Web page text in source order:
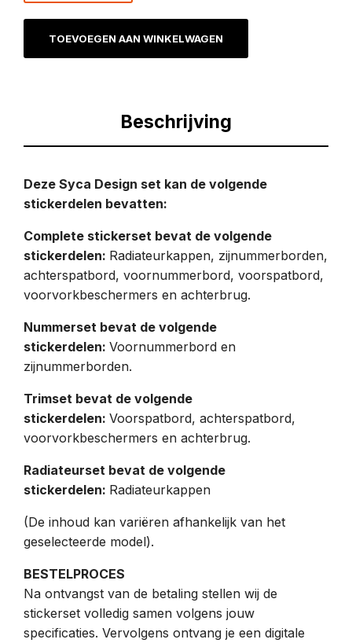
TOEVOEGEN AAN WINKELWAGEN
Beschrijving
Deze Syca Design set kan de volgende
stickerdelen bevatten:
Complete stickerset bevat de volgende
stickerdelen: Radiateurkappen, zijnummerborden,
achterspatbord, voornummerbord, voorspatbord,
voorvorkbeschermers en achterbrug.
Nummerset bevat de volgende
stickerdelen: Voornummerbord en
zijnummerborden.
Trimset bevat de volgende
stickerdelen: Voorspatbord, achterspatbord,
voorvorkbeschermers en achterbrug.
Radiateurset bevat de volgende
stickerdelen: Radiateurkappen
(De inhoud kan variëren afhankelijk van het
geselecteerde model).
BESTELPROCES
Na ontvangst van de betaling stellen wij de
stickerset volledig samen volgens jouw
specificaties. Vervolgens ontvang je een digitale